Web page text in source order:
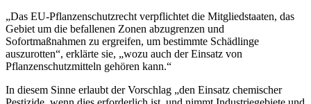
„Das EU-Pflanzenschutzrecht verpflichtet die Mitgliedstaaten, das
Gebiet um die befallenen Zonen abzugrenzen und
Sofortmaßnahmen zu ergreifen, um bestimmte Schädlinge
auszurotten“, erklärte sie, „wozu auch der Einsatz von
Pflanzenschutzmitteln gehören kann.“
In diesem Sinne erlaubt der Vorschlag „den Einsatz chemischer